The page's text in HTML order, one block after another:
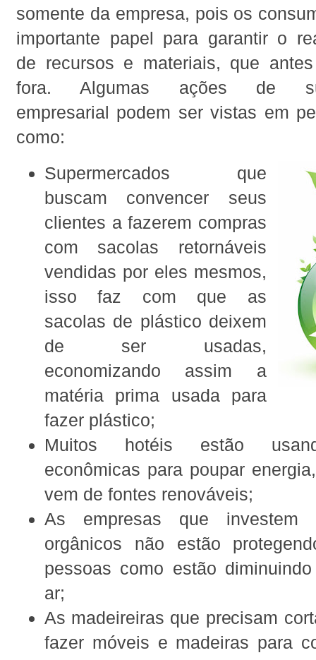
somente da empresa, pois os
importante papel para garantir o
de recursos e materiais, que
fora. Algumas ações de
empresarial podem ser vistas em
como:
Supermercados que
buscam convencer seus
clientes a fazerem compras
com sacolas retornáveis
vendidas por eles mesmos,
isso faz com que as
sacolas de plástico deixem
de ser usadas,
economizando assim a
matéria prima usada para
fazer plástico;
Muitos hotéis estão
econômicas para poupar
vem de fontes renováveis;
As empresas que investem
orgânicos não estão
pessoas como estão
ar;
As madeireiras que precisam
fazer móveis e madeiras para